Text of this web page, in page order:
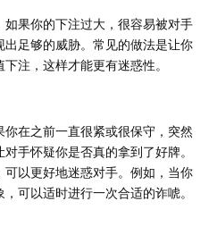
果你的下注过大，很容易被对手
足够的威胁。常见的做法是让你
注，这样才能更有迷惑性。
在之前一直很紧或很保守，突然
手怀疑你是否真的拿到了好牌。
以更好地迷惑对手。例如，当你
可以适时进行一次合适的诈唬。